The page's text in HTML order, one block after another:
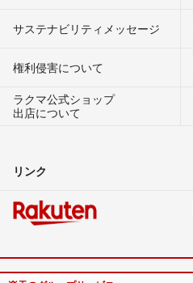
サステナビリティメッセージ
権利侵害について
ラクマ公式ショップ
出店について
リンク